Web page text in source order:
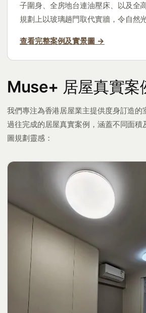
子圍身、全房地台連油壓床、以及全
規劃上以玻璃趟門取代實牆，令自然
查看完整案例及實景圖 →
Muse+ 居屋真實案
我們專注為香港居屋業主提供度身訂造的
過往完成的居屋真實案例，涵蓋不同面積
圖規劃靈感：